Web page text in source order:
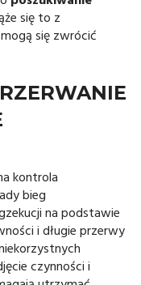
się to z
się zwrócić
kontrola
bieg
na podstawie
i długie przerwy
czynności i